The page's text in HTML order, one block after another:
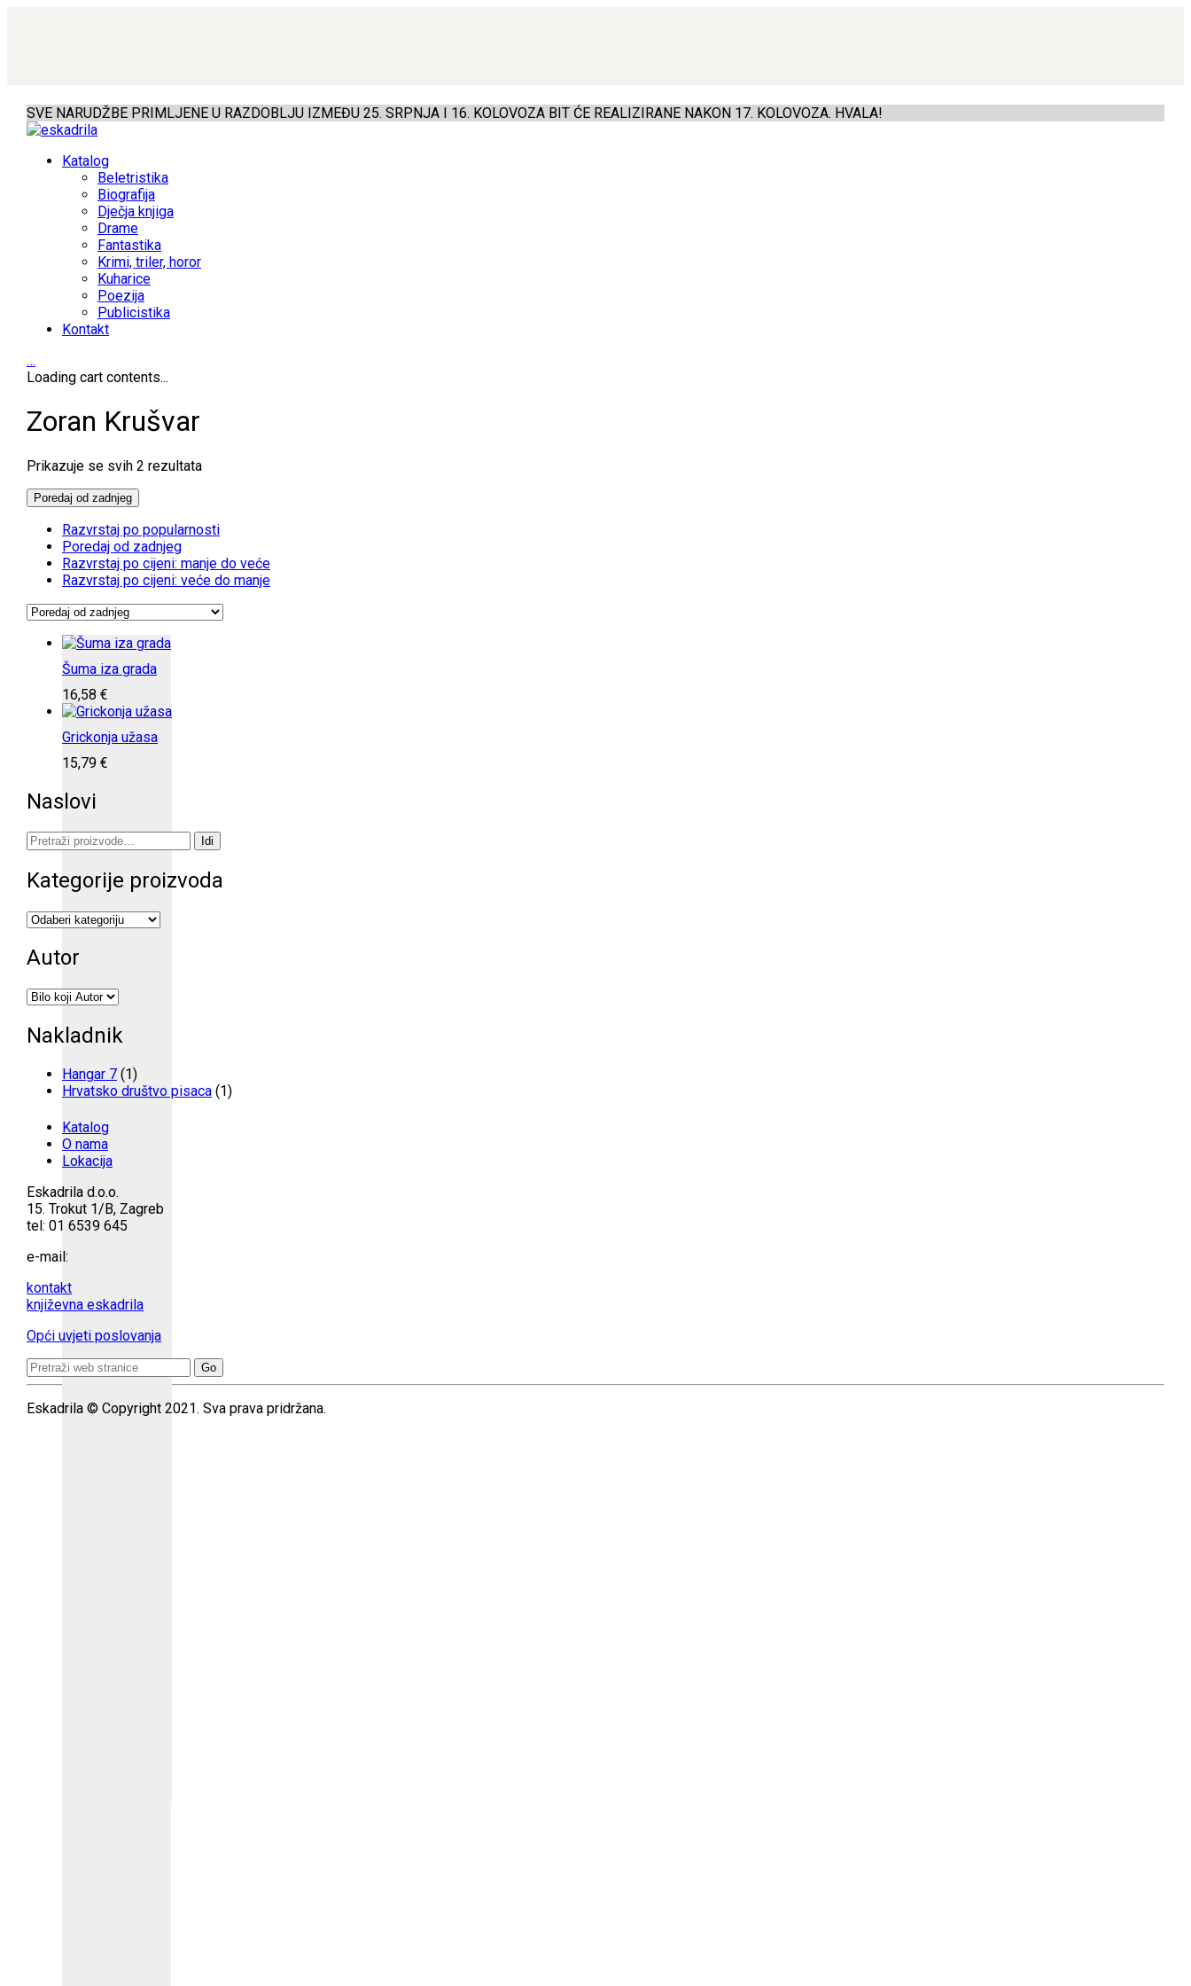
SVE NARUDŽBE PRIMLJENE U RAZDOBLJU IZMEĐU 25. SRPNJA I 16. KOLOVOZA BIT ĆE REALIZIRANE NAKON 17. KOLOVOZA. HVALA!
Katalog
Beletristika
Biografija
Dječja knjiga
Drame
Fantastika
Krimi, triler, horor
Kuharice
Poezija
Publicistika
Kontakt
…
Loading cart contents...
Zoran Krušvar
Prikazuje se svih 2 rezultataPoredano
Poredaj od zadnjeg
Razvrstaj po popularnosti
Poredaj od zadnjeg
Razvrstaj po cijeni: manje do veće
Razvrstaj po cijeni: veće do manje
Šuma iza grada
16,58 €
Grickonja užasa
15,79 €
Naslovi
Pretraži: Idi
Kategorije proizvoda
Autor
Nakladnik
Hangar 7 (1)
Hrvatsko društvo pisaca (1)
Katalog
O nama
Lokacija
Eskadrila d.o.o.
15. Trokut 1/B, Zagreb
tel: 01 6539 645
e-mail:
kontakt
književna eskadrila
Opći uvjeti poslovanja
Search
for:
Eskadrila © Copyright 2021. Sva prava pridržana.